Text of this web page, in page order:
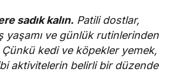
sadık kalın. Patili dostlar,
yaşamı ve günlük rutinlerinden
kedi ve köpekler yemek,
aktivitelerin belirli bir düzende